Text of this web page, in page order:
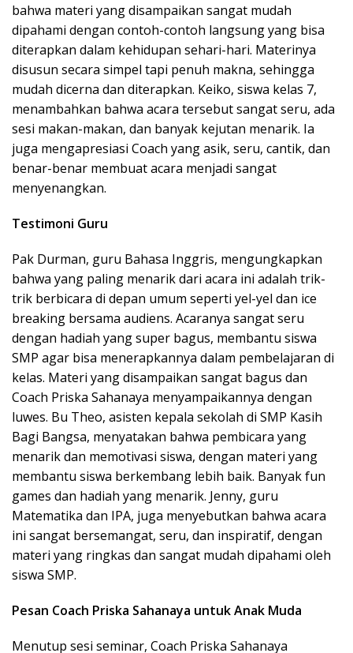
bahwa materi yang disampaikan sangat mudah
dipahami dengan contoh-contoh langsung yang bisa
diterapkan dalam kehidupan sehari-hari. Materinya
disusun secara simpel tapi penuh makna, sehingga
mudah dicerna dan diterapkan. Keiko, siswa kelas 7,
menambahkan bahwa acara tersebut sangat seru, ada
sesi makan-makan, dan banyak kejutan menarik. Ia
juga mengapresiasi Coach yang asik, seru, cantik, dan
benar-benar membuat acara menjadi sangat
menyenangkan.
Testimoni Guru
Pak Durman, guru Bahasa Inggris, mengungkapkan
bahwa yang paling menarik dari acara ini adalah trik-
trik berbicara di depan umum seperti yel-yel dan ice
breaking bersama audiens. Acaranya sangat seru
dengan hadiah yang super bagus, membantu siswa
SMP agar bisa menerapkannya dalam pembelajaran di
kelas. Materi yang disampaikan sangat bagus dan
Coach Priska Sahanaya menyampaikannya dengan
luwes. Bu Theo, asisten kepala sekolah di SMP Kasih
Bagi Bangsa, menyatakan bahwa pembicara yang
menarik dan memotivasi siswa, dengan materi yang
membantu siswa berkembang lebih baik. Banyak fun
games dan hadiah yang menarik. Jenny, guru
Matematika dan IPA, juga menyebutkan bahwa acara
ini sangat bersemangat, seru, dan inspiratif, dengan
materi yang ringkas dan sangat mudah dipahami oleh
siswa SMP.
Pesan Coach Priska Sahanaya untuk Anak Muda
Menutup sesi seminar, Coach Priska Sahanaya